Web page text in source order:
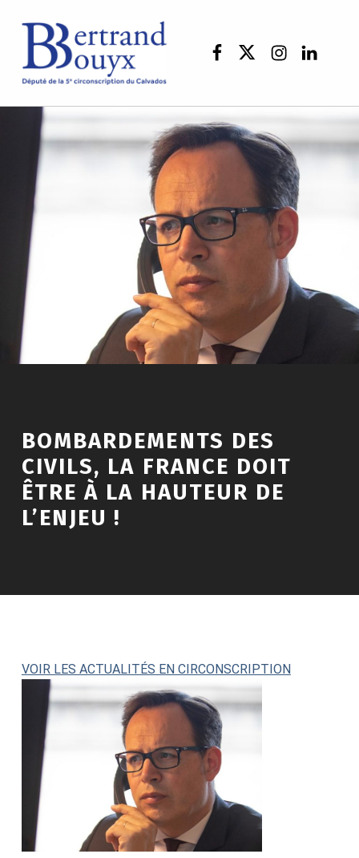
Facebook
BOMBARDEMENTS DES
CIVILS, LA FRANCE DOIT
ÊTRE À LA HAUTEUR DE
L’ENJEU !
VOIR LES ACTUALITÉS EN CIRCONSCRIPTION